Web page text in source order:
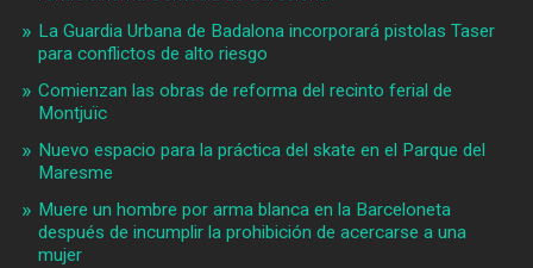
La Guardia Urbana de Badalona incorporará pistolas Taser
para conflictos de alto riesgo
Comienzan las obras de reforma del recinto ferial de
Montjuïc
Nuevo espacio para la práctica del skate en el Parque del
Maresme
Muere un hombre por arma blanca en la Barceloneta
después de incumplir la prohibición de acercarse a una
mujer